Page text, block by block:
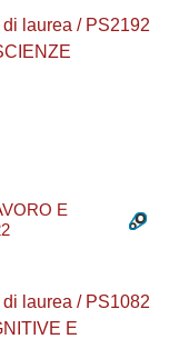
laurea / PS2192
E
laurea / PS1082
E